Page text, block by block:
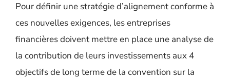
Pour définir une stratégie d’alignement conforme à
ces nouvelles exigences, les entreprises
financières doivent mettre en place une analyse de
la contribution de leurs investissements aux 4
objectifs de long terme de la convention sur la